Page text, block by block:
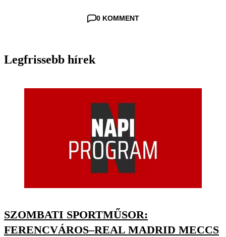
0 KOMMENT
Legfrissebb hírek
SZOMBATI SPORTMŰSOR:
FERENCVÁROS–REAL MADRID MECCS